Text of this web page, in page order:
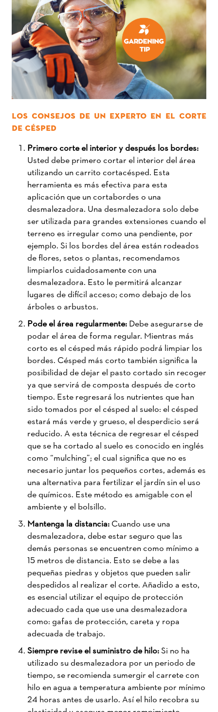
LOS CONSEJOS DE UN EXPERTO EN EL CORTE
DE CÉSPED
Primero corte el interior y después los bordes:
Usted debe primero cortar el interior del área
utilizando un carrito cortacésped. Esta
herramienta es más efectiva para esta
aplicación que un cortabordes o una
desmalezadora. Una desmalezadora solo debe
ser utilizada para grandes extensiones cuando el
terreno es irregular como una pendiente, por
ejemplo. Si los bordes del área están rodeados
de flores, setos o plantas, recomendamos
limpiarlos cuidadosamente con una
desmalezadora. Esto le permitirá alcanzar
lugares de difícil acceso; como debajo de los
árboles o arbustos.
Pode el área regularmente: Debe asegurarse de
podar el área de forma regular. Mientras más
corto es el césped más rápido podrá limpiar los
bordes. Césped más corto también significa la
posibilidad de dejar el pasto cortado sin recoger
ya que servirá de composta después de corto
tiempo. Este regresará los nutrientes que han
sido tomados por el césped al suelo: el césped
estará más verde y grueso, el desperdicio será
reducido. A esta técnica de regresar el césped
que se ha cortado al suelo es conocido en inglés
como “mulching”; el cual significa que no es
necesario juntar los pequeños cortes, además es
una alternativa para fertilizar el jardín sin el uso
de químicos. Este método es amigable con el
ambiente y el bolsillo.
Mantenga la distancia: Cuando use una
desmalezadora, debe estar seguro que las
demás personas se encuentren como mínimo a
15 metros de distancia. Esto se debe a las
pequeñas piedras y objetos que pueden salir
despedidos al realizar el corte. Añadido a esto,
es esencial utilizar el equipo de protección
adecuado cada que use una desmalezadora
como: gafas de protección, careta y ropa
adecuada de trabajo.
Siempre revise el suministro de hilo:Si no ha
utilizado su desmalezadora por un periodo de
tiempo, se recomienda sumergir el carrete con
hilo en agua a temperatura ambiente por mínimo
24 horas antes de usarlo. Así el hilo recobra su